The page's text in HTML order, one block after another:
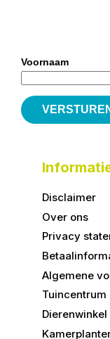
Voornaam
Disclaimer
Over ons
Privacy
Algemene
Tuincentrum
Dierenwinkel